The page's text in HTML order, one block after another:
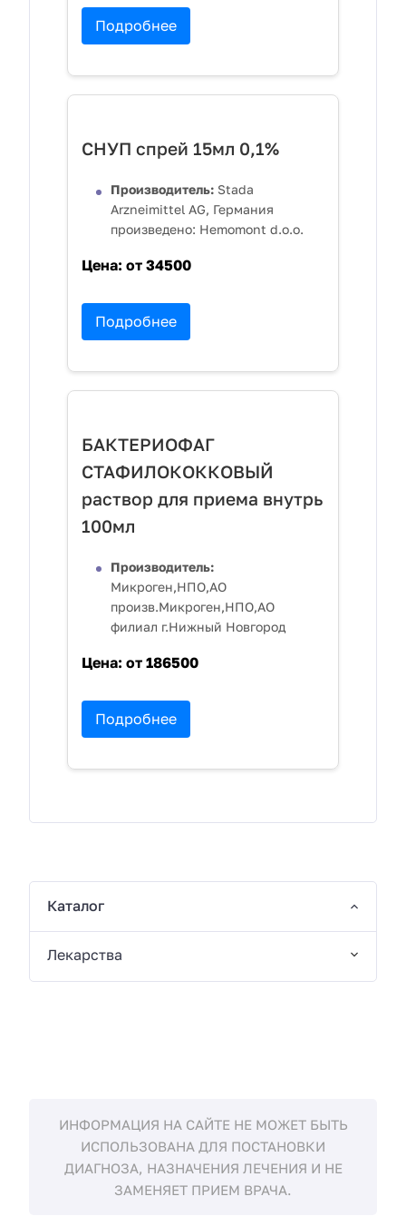
Подробнее
СНУП спрей 15мл 0,1%
Производитель: Stada
Arzneimittel AG, Германия
произведено: Hemomont d.o.o.
Цена: от 34500
Подробнее
БАКТЕРИОФАГ
СТАФИЛОКОККОВЫЙ
раствор для приема внутрь
100мл
Производитель:
Микроген,НПО,АО
произв.Микроген,НПО,АО
филиал г.Нижный Новгород
Цена: от 186500
Подробнее
Каталог
Лекарства
ИНФОРМАЦИЯ НА САЙТЕ НЕ МОЖЕТ БЫТЬ
ИСПОЛЬЗОВАНА ДЛЯ ПОСТАНОВКИ
ДИАГНОЗА, НАЗНАЧЕНИЯ ЛЕЧЕНИЯ И НЕ
ЗАМЕНЯЕТ ПРИЕМ ВРАЧА.